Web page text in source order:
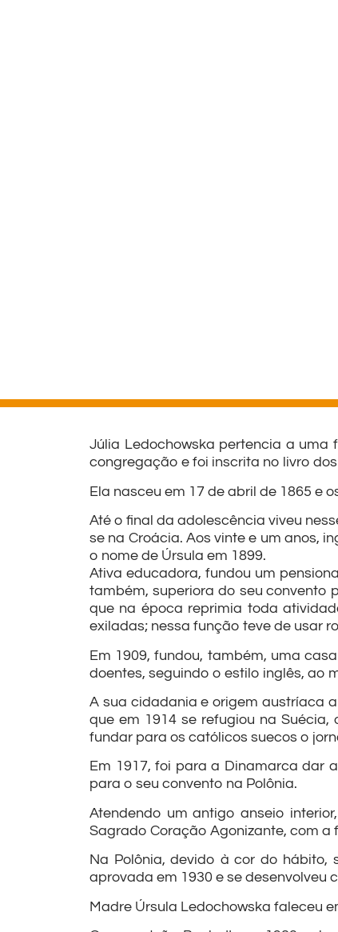
Júlia Ledochowska pertencia a uma
congregação e foi inscrita no livro
Ela nasceu em 17 de abril de 1865 e
Até o final da adolescência viveu
se na Croácia. Aos vinte e um anos,
o nome de Úrsula em 1899.
Ativa educadora, fundou um
também, superiora do seu convento
que na época reprimia toda
exiladas; nessa função teve de usar
Em 1909, fundou, também, uma
doentes, seguindo o estilo inglês, ao
A sua cidadania e origem austríaca
que em 1914 se refugiou na
fundar para os católicos suecos o
Em 1917, foi para a Dinamarca dar
para o seu convento na Polônia.
Atendendo um antigo anseio
Sagrado Coração Agonizante, com a
Na Polônia, devido à cor do hábito,
aprovada em 1930 e se desenvolveu
Madre Úrsula Ledochowska faleceu